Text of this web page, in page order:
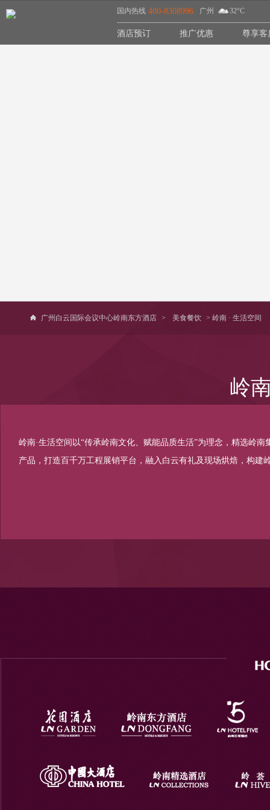
国内热线 400-8308996 广州 32°C
酒店预订 推广优惠 尊享客
广州白云国际会议中心岭南东方酒店 > 美食餐饮 > 岭南 · 生活空间
岭
岭南·生活空间以“传承岭南文化、赋能品质生活”为理念，精选岭
产品，打造百千万工程展销平台，融入白云有礼及现场烘焙，构建